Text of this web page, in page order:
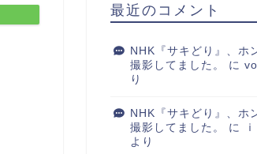
最近のコメント
NHK『サキどり』、ホ
撮影してました。
に
り
NHK『サキどり』、ホ
撮影してました。
に
より